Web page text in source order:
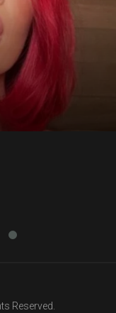
Reserved.